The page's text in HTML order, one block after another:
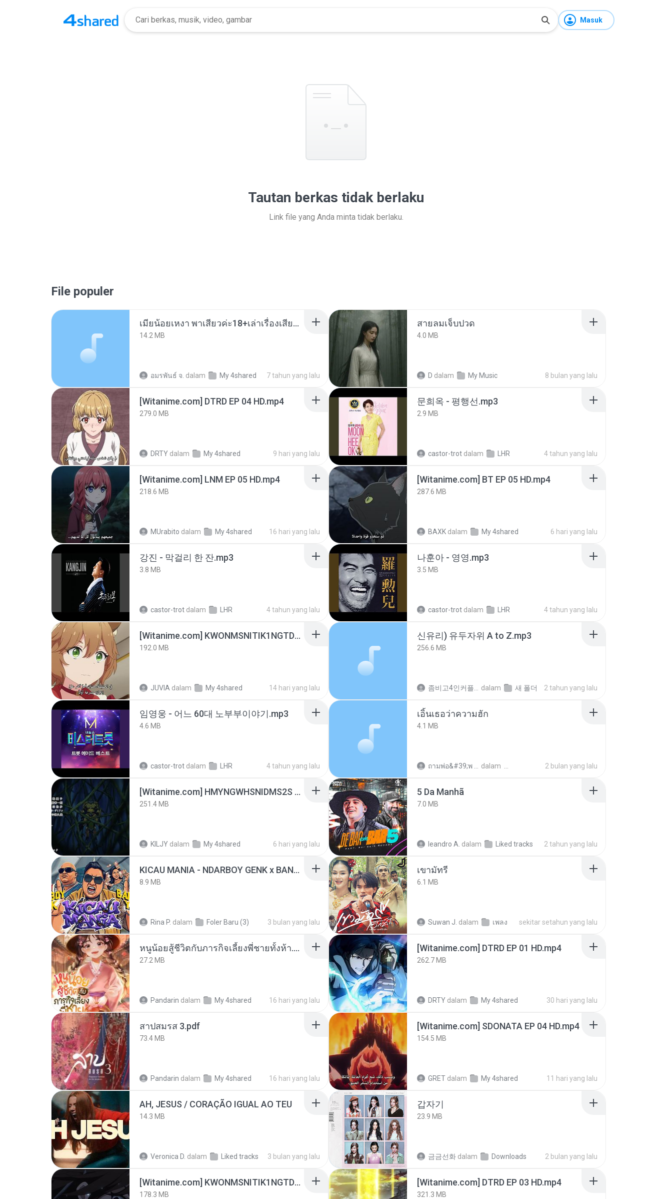
Masuk
Tautan berkas tidak berlaku
Link file yang Anda minta tidak berlaku.
File populer
เมียน้อยเหงา พาเสียวค่ะ18+เล่าเรื่องเสียว.mp3
14.2 MB
อมรพันธ์ จ. dalam My 4shared 7 tahun yang lalu
สายลมเจ็บปวด
4.0 MB
D dalam My Music 8 bulan yang lalu
[Witanime.com] DTRD EP 04 HD.mp4
279.0 MB
DRTY dalam My 4shared 9 hari yang lalu
문희옥 - 평행선.mp3
2.9 MB
castor-trot dalam LHR 4 tahun yang lalu
[Witanime.com] LNM EP 05 HD.mp4
218.6 MB
MUrabito dalam My 4shared 16 hari yang lalu
[Witanime.com] BT EP 05 HD.mp4
287.6 MB
BAXK dalam My 4shared 6 hari yang lalu
강진 - 막걸리 한 잔.mp3
3.8 MB
castor-trot dalam LHR 4 tahun yang lalu
나훈아 - 영영.mp3
3.5 MB
castor-trot dalam LHR 4 tahun yang lalu
[Witanime.com] KWONMSNITIK1NGTDNN EP 04 HD.mp4
192.0 MB
JUVIA dalam My 4shared 14 hari yang lalu
신유리) 유두자위 A to Z.mp3
256.6 MB
dalam 새 폴더 2 tahun yang lalu
임영웅 - 어느 60대 노부부이야기.mp3
4.6 MB
castor-trot dalam LHR 4 tahun yang lalu
เอิ้นเธอว่าความฮัก
4.1 MB
dalam 2 bulan yang lalu
[Witanime.com] HMYNGWHSNIDMS2S EP 05 HD.mp4
251.4 MB
KILJY dalam My 4shared 6 hari yang lalu
5 Da Manhã
7.0 MB
leandro A. dalam Liked tracks 2 tahun yang lalu
KICAU MANIA - NDARBOY GENK x BANDITOZ YAOW 86 (OFFICIAL LYRIC VIDEO) GAS POL NDANGAK
8.9 MB
Rina P. dalam Foler Baru (3) 3 bulan yang lalu
เขามัทรี
6.1 MB
Suwan J. dalam เพลง sekitar setahun yang lalu
หนูน้อยสู้ชีวิตกับภารกิจเลี้ยงพี่ชายทั้งห้า.pdf
27.2 MB
Pandarin dalam My 4shared 16 hari yang lalu
[Witanime.com] DTRD EP 01 HD.mp4
262.7 MB
DRTY dalam My 4shared 30 hari yang lalu
สาปสมรส 3.pdf
73.4 MB
Pandarin dalam My 4shared 16 hari yang lalu
[Witanime.com] SDONATA EP 04 HD.mp4
154.5 MB
GRET dalam My 4shared 11 hari yang lalu
AH, JESUS / CORAÇÃO IGUAL AO TEU
14.3 MB
Veronica D. dalam Liked tracks 3 bulan yang lalu
갑자기
23.9 MB
금금선화 dalam Downloads 2 bulan yang lalu
[Witanime.com] KWONMSNITIK1NGTDNN EP 05 HD.mp4
178.3 MB
[Witanime.com] DTRD EP 03 HD.mp4
321.3 MB